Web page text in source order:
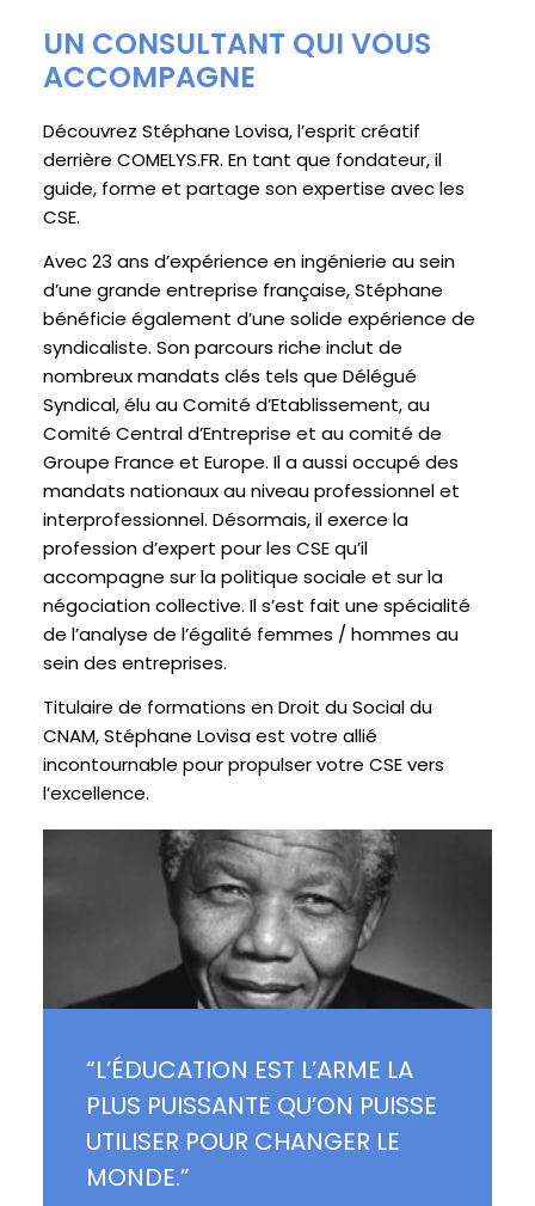
UN CONSULTANT QUI VOUS
ACCOMPAGNE
Découvrez Stéphane Lovisa, l’esprit créatif
derrière COMELYS.FR. En tant que fondateur, il
guide, forme et partage son expertise avec les
CSE.
Avec 23 ans d’expérience en ingénierie au sein
d’une grande entreprise française, Stéphane
bénéficie également d’une solide expérience de
syndicaliste. Son parcours riche inclut de
nombreux mandats clés tels que Délégué
Syndical, élu au Comité d’Etablissement, au
Comité Central d’Entreprise et au comité de
Groupe France et Europe. Il a aussi occupé des
mandats nationaux au niveau professionnel et
interprofessionnel. Désormais, il exerce la
profession d’expert pour les CSE qu’il
accompagne sur la politique sociale et sur la
négociation collective. Il s’est fait une spécialité
de l’analyse de l’égalité femmes / hommes au
sein des entreprises.
Titulaire de formations en Droit du Social du
CNAM, Stéphane Lovisa est votre allié
incontournable pour propulser votre CSE vers
l’excellence.
“L’ÉDUCATION EST L’ARME LA
PLUS PUISSANTE QU’ON PUISSE
UTILISER POUR CHANGER LE
MONDE.”